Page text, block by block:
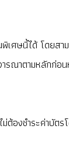
เศษนี้ได้ โดย
ณาตามหลักก่
งชำระค่าบัต